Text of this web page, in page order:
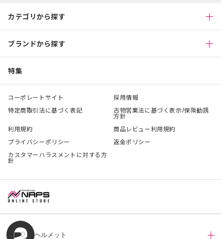
カテゴリから探す
ブランドから探す
特集
コーポレートサイト
採用情報
特定商取引法に基づく表記
古物営業法に基づく表示/保険勧誘
方針
利用規約
商品レビュー利用規約
プライバシーポリシー
返金ポリシー
カスタマーハラスメントに対する方
針
ヘルメット